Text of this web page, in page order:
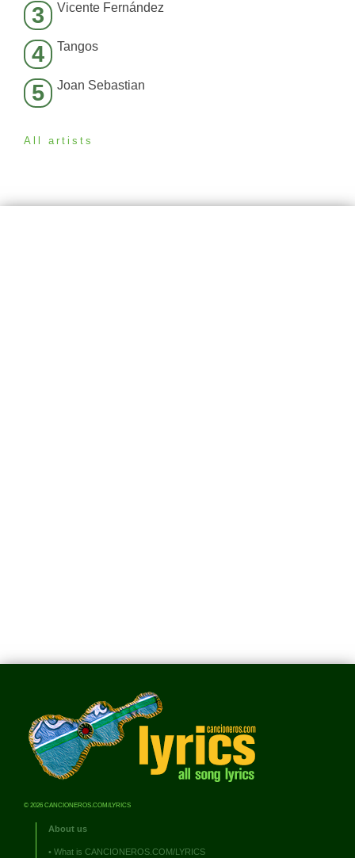
3 Vicente Fernández
4 Tangos
5 Joan Sebastian
All artists
© 2026 CANCIONEROS.COM/LYRICS
About us
• What is CANCIONEROS.COM/LYRICS